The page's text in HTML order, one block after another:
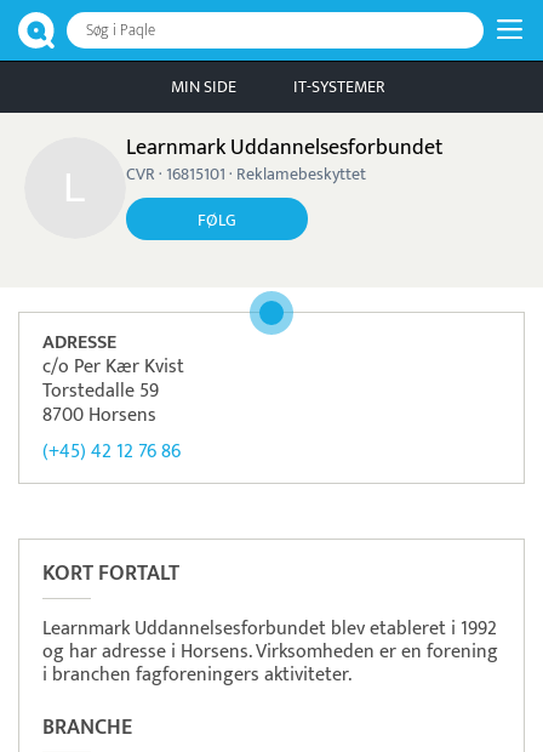
Søg i Paqle
MIN SIDE IT-SYSTEMER
Learnmark Uddannelsesforbundet
CVR · 16815101 · Reklamebeskyttet
FØLG
ADRESSE
c/o Per Kær Kvist
Torstedalle 59
8700 Horsens
(+45) 42 12 76 86
KORT FORTALT
Learnmark Uddannelsesforbundet blev etableret i 1992
og har adresse i Horsens. Virksomheden er en forening
i branchen fagforeningers aktiviteter.
BRANCHE